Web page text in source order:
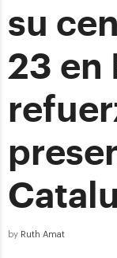
su
23 en
by Ruth Amat